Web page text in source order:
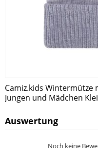
Camiz.kids
Jungen und Mädchen
Auswertung
Noch keine